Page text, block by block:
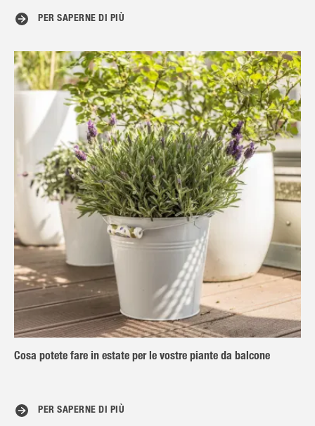
PER SAPERNE DI PIÙ
Cosa potete fare in estate per le vostre piante da balcone
PER SAPERNE DI PIÙ